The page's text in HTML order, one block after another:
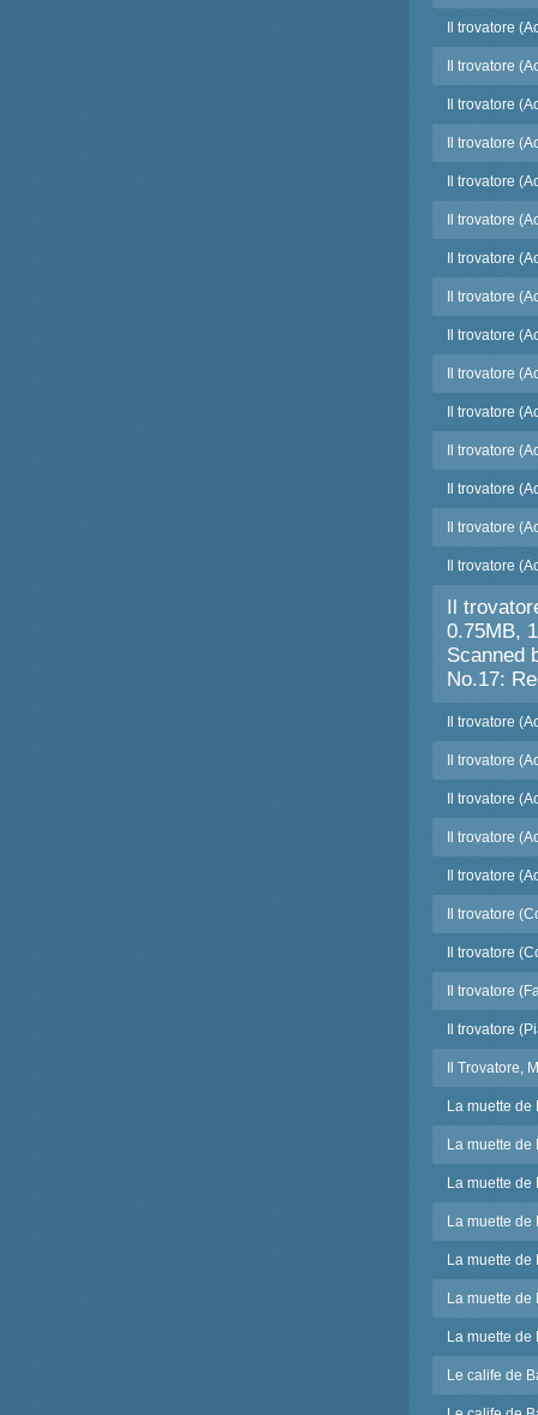
Il trovatore
Il trovatore
Il trovatore
Il trovatore
Il trovatore
Il trovatore
Il trovatore
Il trovatore
Il trovatore
Il trovatore
Il trovatore
Il trovatore
Il trovatore
Il trovatore
Il trovatore
Il
0.75MB,
Scanned
No.17:
Il trovatore
Il trovatore
Il trovatore
Il trovatore
Il trovatore
Il trovatore
Il trovatore
Il trovatore
Il trovatore
Il Trovatore,
La muette de
La muette de
La muette de
La muette de
La muette de
La muette de
La muette de
Le calife de